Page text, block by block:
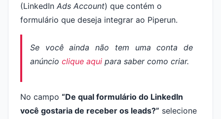
(LinkedIn Ads Account) que contém o
formulário que deseja integrar ao Piperun.
Se você ainda não tem uma conta de
anúncio clique aqui para saber como criar.
No campo “De qual formulário do LinkedIn
você gostaria de receber os leads?” selecione